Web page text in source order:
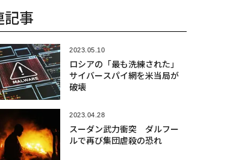
記事
2023.05.10
ロシアの「最も洗練された」
サイバースパイ網を米当局が
破壊
2023.04.28
スーダン武力衝突 ダルフー
ルで再び集団虐殺の恐れ